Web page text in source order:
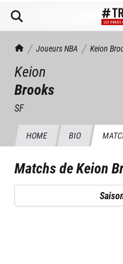
TrashTalk Actu NBA
Joueurs NBA Keion
Keion
Brooks
SF
HOME BIO
Matchs deKeion